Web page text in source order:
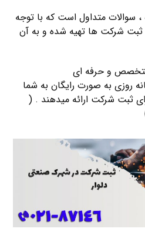
سوالات متداول است که با توجه
ثبت شرکت ها تهیه شده و به آن
و حرفه ای
روزی به صورت رایگان به شما
ثبت شرکت ارائه میدهند . (